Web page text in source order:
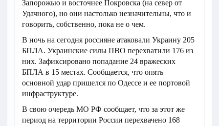
Запорожью и восточнее Покровска (на север от
Удачного), но они настолько незначительны, что и
говорить, собственно, пока не о чем.
В ночь на сегодня россияне атаковали Украину 205
БПЛА. Украинские силы ПВО перехватили 176 из
них. Зафиксировано попадание 24 вражеских
БПЛА в 15 местах. Сообщается, что опять
основной удар пришелся по Одессе и ее портовой
инфраструктуре.
В свою очередь МО РФ сообщает, что за этот же
период на территории России перехвачено 168